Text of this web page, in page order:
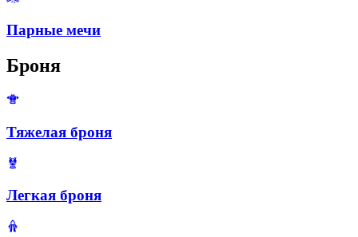
Парные мечи
Броня
Тяжелая броня
Легкая броня